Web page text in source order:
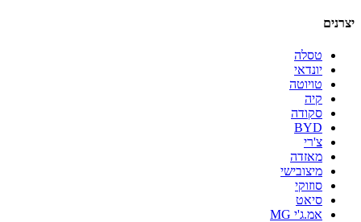
יצרנים
טסלה
יונדאי
טויוטה
קיה
סקודה
BYD
צ'רי
מאזדה
מיצובישי
סוזוקי
סיאט
אמ.ג'י MG